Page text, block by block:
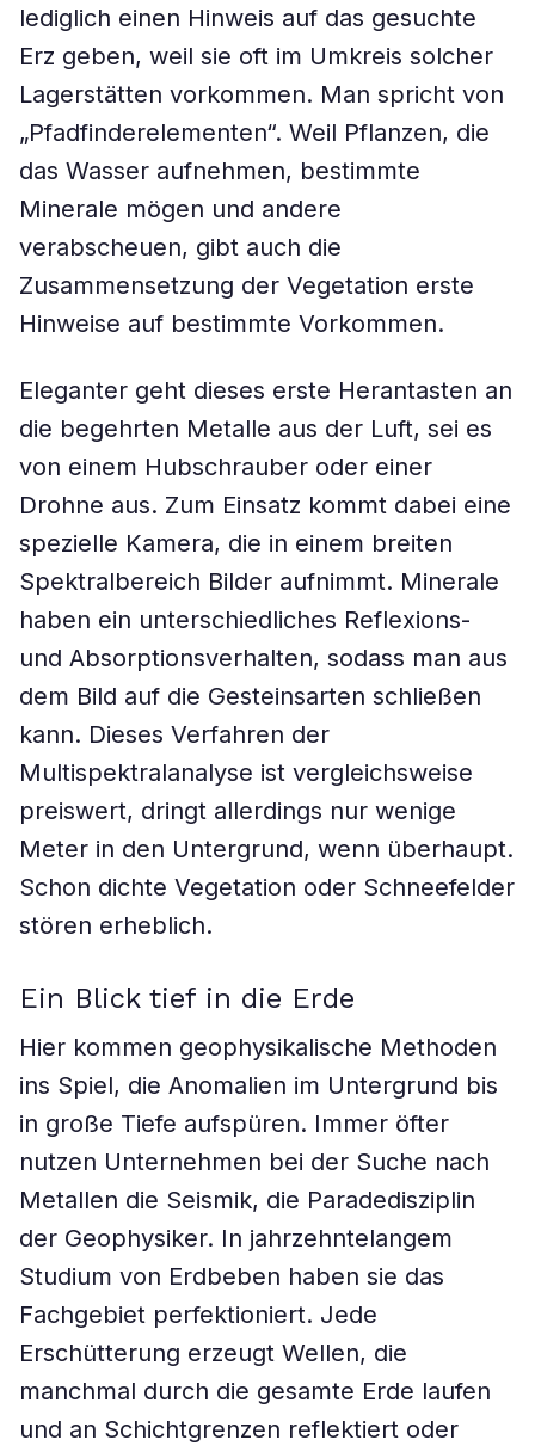
lediglich einen Hinweis auf das gesuchte
Erz geben, weil sie oft im Umkreis solcher
Lagerstätten vorkommen. Man spricht von
„Pfadfinderelementen“. Weil Pflanzen, die
das Wasser aufnehmen, bestimmte
Minerale mögen und andere
verabscheuen, gibt auch die
Zusammensetzung der Vegetation erste
Hinweise auf bestimmte Vorkommen.
Eleganter geht dieses erste Herantasten an
die begehrten Metalle aus der Luft, sei es
von einem Hubschrauber oder einer
Drohne aus. Zum Einsatz kommt dabei eine
spezielle Kamera, die in einem breiten
Spektralbereich Bilder aufnimmt. Minerale
haben ein unterschiedliches Reflexions-
und Absorptionsverhalten, sodass man aus
dem Bild auf die Gesteinsarten schließen
kann. Dieses Verfahren der
Multispektralanalyse ist vergleichsweise
preiswert, dringt allerdings nur wenige
Meter in den Untergrund, wenn überhaupt.
Schon dichte Vegetation oder Schneefelder
stören erheblich.
Ein Blick tief in die Erde
Hier kommen geophysikalische Methoden
ins Spiel, die Anomalien im Untergrund bis
in große Tiefe aufspüren. Immer öfter
nutzen Unternehmen bei der Suche nach
Metallen die Seismik, die Paradedisziplin
der Geophysiker. In jahrzehntelangem
Studium von Erdbeben haben sie das
Fachgebiet perfektioniert. Jede
Erschütterung erzeugt Wellen, die
manchmal durch die gesamte Erde laufen
und an Schichtgrenzen reflektiert oder